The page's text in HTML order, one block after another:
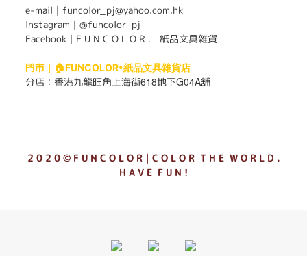
e-mail｜funcolor_pj@yahoo.com.hk
Instagram｜ @funcolor_pj
Facebook｜ F U N C O L O R ． 紙品文具雜貨
門市｜ 🏠FUNCOLOR•紙品文具雜貨店
分店： 香港九龍旺角上海街618地下G04A舖
2 0 2 0 © F U N C O L O R｜C O L O R T H E W O R L D .
H A V E F U N !